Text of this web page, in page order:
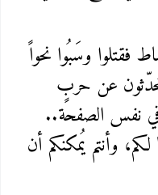
فقتلوا وسَبُوا نحواً
عن حربٍ
نفس الصفحة..
وأنتم يُمكنكم أن